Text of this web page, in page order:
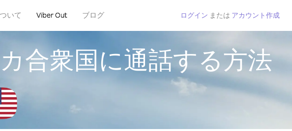
いて Viber Out ブログ ログイン または アカウント作成
合衆国に通話する方法